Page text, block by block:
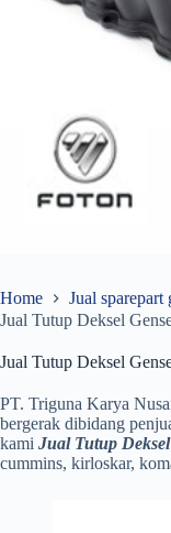
Home
Jual sparepart
Jual Tutup Deksel
Jual Tutup Deksel
PT. Triguna Karya
bergerak dibidang
kami Jual Tutup
cummins, kirloskar,